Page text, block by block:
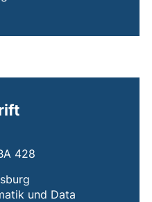
428
und Data